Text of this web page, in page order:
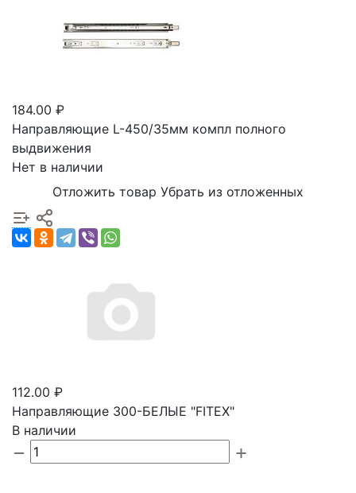
184.00 ₽
Направляющие L-450/35мм компл полного
выдвижения
Нет в наличии
Отложить товар Убрать из отложенных
112.00 ₽
Направляющие 300-БЕЛЫЕ "FITEX"
В наличии